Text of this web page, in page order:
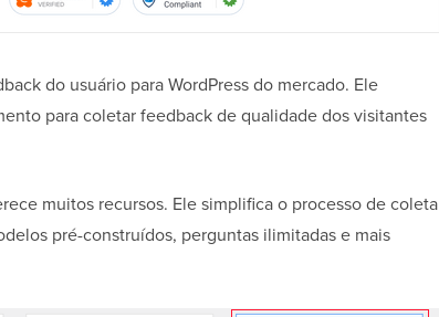
do usuário para WordPress do mercado. Ele
para coletar feedback de qualidade dos visitantes
muitos recursos. Ele simplifica o processo de coleta
pré-construídos, perguntas ilimitadas e mais